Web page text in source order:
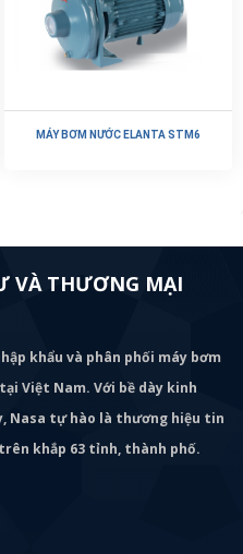
MÁY BƠM NƯỚC ELANTA STM6
VÀ THƯƠNG MẠI
khẩu và phân phối máy bơm
Việt Nam. Với bề dày kinh
Nasa tự hào là thương hiệu tin
khắp 63 tỉnh, thành phố.